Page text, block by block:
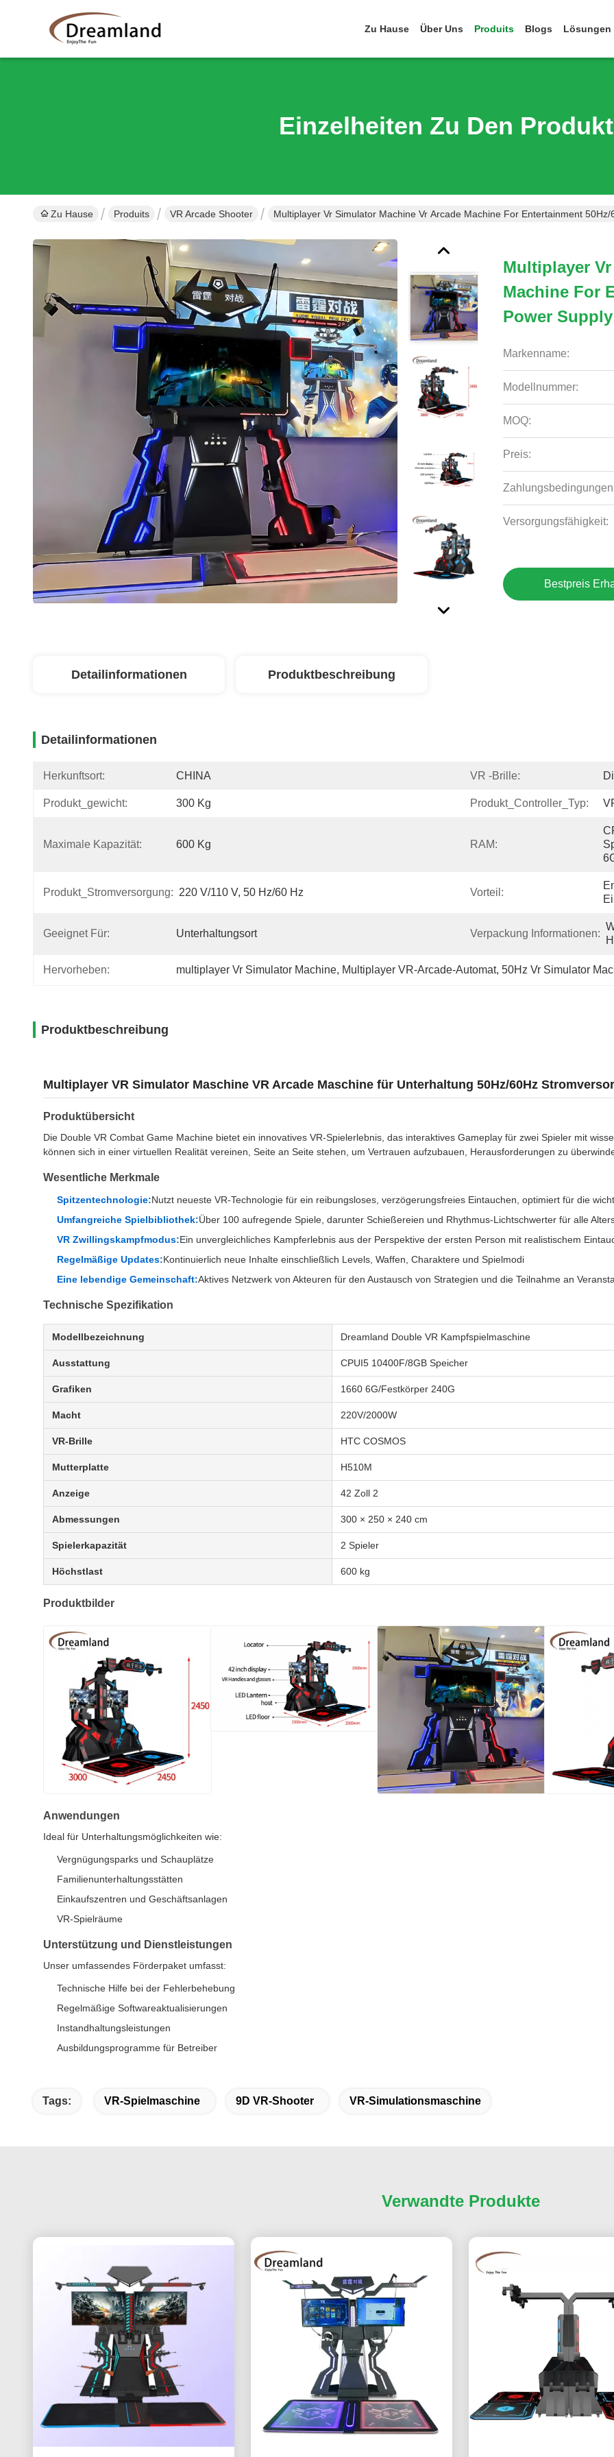
Zu Hause Über Uns Produits Blogs Lösungen
Einzelheiten Zu Den
Zu Hause Produits VR Arcade Shooter Multiplayer Vr Simulator Machine Vr Arcade Machine For Entertainment 50Hz/
Multiplayer
Machine For
Power Supply
Markenname:
Modellnummer:
MOQ:
Preis:
Versorgungsfähigkeit:
Bestpreis
Detailinformationen Produktbeschreibung
Detailinformationen
Herkunftsort: CHINA VR -Brille:
Produkt_gewicht: 300 Kg Produkt_Controller_Typ:
Maximale Kapazität: 600 Kg RAM:
Produkt_Stromversorgung: 220 V/110 V, 50 Hz/60 Hz Vorteil:
Geeignet Für: Unterhaltungsort Verpackung Informationen:
Hervorheben: multiplayer Vr Simulator Machine, Multiplayer VR-Arcade-Automat, 50Hz Vr Simulator
Produktbeschreibung
Multiplayer VR Simulator Maschine VR Arcade Maschine für Unterhaltung 50Hz/60Hz
Produktübersicht
Die Double VR Combat Game Machine bietet ein innovatives VR-Spielerlebnis, das interaktives Gameplay für zwei Spieler mit
können sich in einer virtuellen Realität vereinen, Seite an Seite stehen, um Vertrauen aufzubauen, Herausforderungen zu
Wesentliche Merkmale
Spitzentechnologie:Nutzt neueste VR-Technologie für ein reibungsloses, verzögerungsfreies Eintauchen, optimiert für die
Umfangreiche Spielbibliothek:Über 100 aufregende Spiele, darunter Schießereien und Rhythmus-Lichtschwerter für alle
VR Zwillingskampfmodus:Ein unvergleichliches Kampferlebnis aus der Perspektive der ersten Person mit realistischem
Regelmäßige Updates:Kontinuierlich neue Inhalte einschließlich Levels, Waffen, Charaktere und Spielmodi
Eine lebendige Gemeinschaft:Aktives Netzwerk von Akteuren für den Austausch von Strategien und die Teilnahme an
Technische Spezifikation
Modellbezeichnung Dreamland Double VR Kampfspielmaschine
Ausstattung CPUI5 10400F/8GB Speicher
Grafiken 1660 6G/Festkörper 240G
Macht 220V/2000W
VR-Brille HTC COSMOS
Mutterplatte H510M
Anzeige 42 Zoll 2
Abmessungen 300 × 250 × 240 cm
Spielerkapazität 2 Spieler
Höchstlast 600 kg
Produktbilder
Anwendungen
Ideal für Unterhaltungsmöglichkeiten wie:
Vergnügungsparks und Schauplätze
Familienunterhaltungsstätten
Einkaufszentren und Geschäftsanlagen
VR-Spielräume
Unterstützung und Dienstleistungen
Unser umfassendes Förderpaket umfasst:
Technische Hilfe bei der Fehlerbehebung
Regelmäßige Softwareaktualisierungen
Instandhaltungsleistungen
Ausbildungsprogramme für Betreiber
Tags: VR-Spielmaschine 9D VR-Shooter VR-Simulationsmaschine
Verwandte Produkte